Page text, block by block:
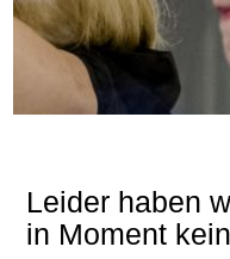
Leider haben
in Moment